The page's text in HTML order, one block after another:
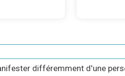
différemment d'une